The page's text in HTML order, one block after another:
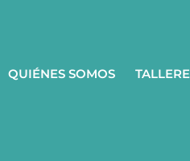
QUIÉNES SOMOS